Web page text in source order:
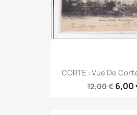
CORTE : Vue De
12,00 € 6,00